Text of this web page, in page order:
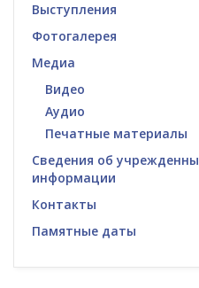
Выступления
Фотогалерея
Медиа
Видео
Аудио
Печатные материалы
Сведения об
информации
Контакты
Памятные даты